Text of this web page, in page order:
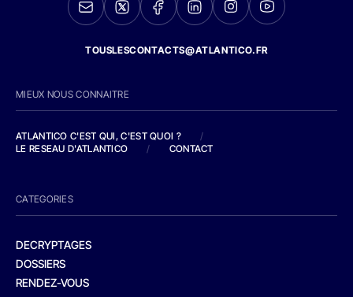
TOUSLESCONTACTS@ATLANTICO.FR
MIEUX NOUS CONNAITRE
ATLANTICO C'EST QUI, C'EST QUOI ?
/
LE RESEAU D'ATLANTICO
/ CONTACT
CATEGORIES
DECRYPTAGES
DOSSIERS
RENDEZ-VOUS